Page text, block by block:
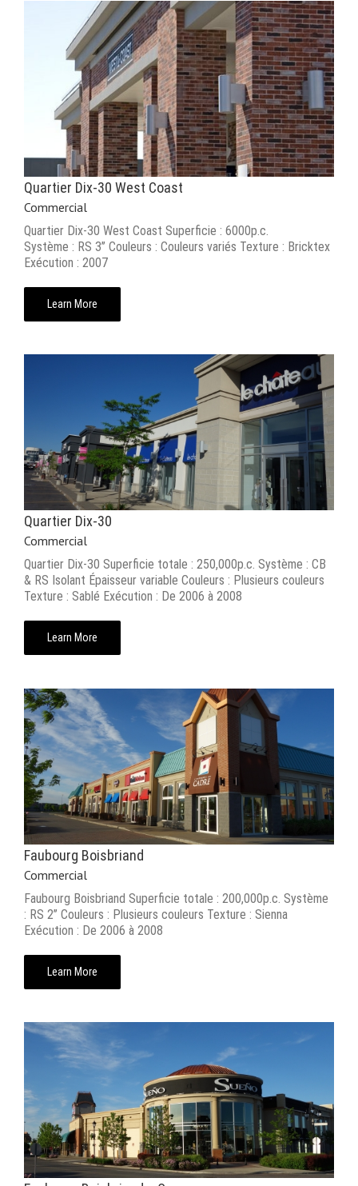
Quartier Dix-30 West Coast
Commercial
Quartier Dix-30 West Coast Superficie : 6000p.c.
Système : RS 3’’ Couleurs : Couleurs variés Texture : Bricktex
Exécution : 2007
Learn More
Quartier Dix-30
Commercial
Quartier Dix-30 Superficie totale : 250,000p.c. Système : CB
& RS Isolant Épaisseur variable Couleurs : Plusieurs couleurs
Texture : Sablé Exécution : De 2006 à 2008
Learn More
Faubourg Boisbriand
Commercial
Faubourg Boisbriand Superficie totale : 200,000p.c. Système
: RS 2’’ Couleurs : Plusieurs couleurs Texture : Sienna
Exécution : De 2006 à 2008
Learn More